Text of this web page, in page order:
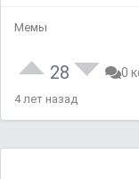
Мемы
28 0
4 лет назад